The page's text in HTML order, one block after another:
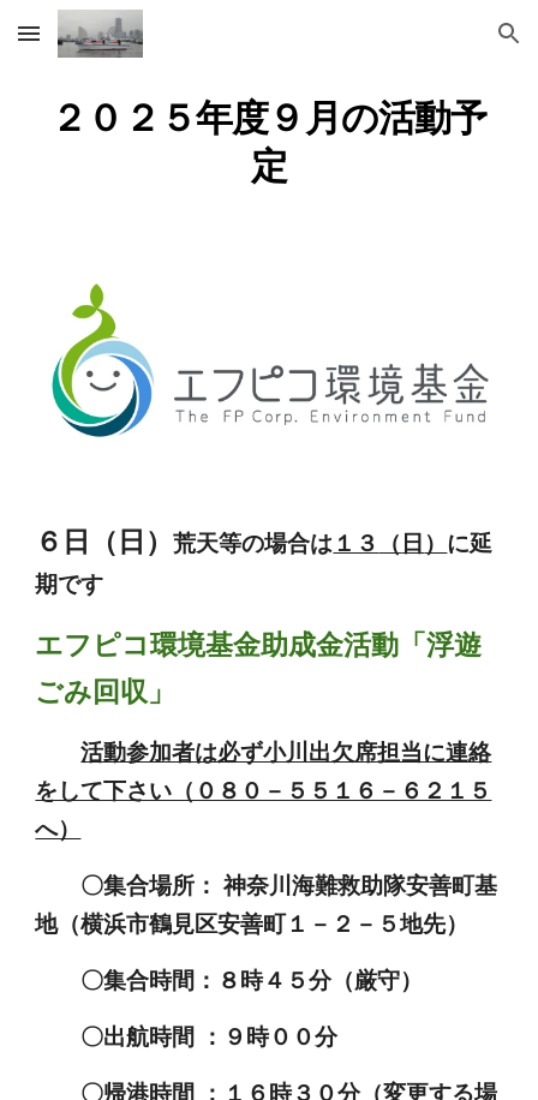
Skip to main content Skip to navigation
２０２５年度９月の活動予
定
６日 （日）荒天等の場合は １３ （ 日 ） に延
期です
エフピコ環境基金助成金活動「浮遊
ごみ回収」
活動参加者は必ず小川出欠席担当に連絡
をして下さい（０８０－５５１６－６２１５
へ）
〇集合場所： 神奈川海難救助隊安善町基
地（横浜市鶴見区安善町１－２－５地先）
〇集合時間：８時４５分（厳守）
〇出航時間 ：９時００分
〇帰港時間 ：１６時３０分（変更する場